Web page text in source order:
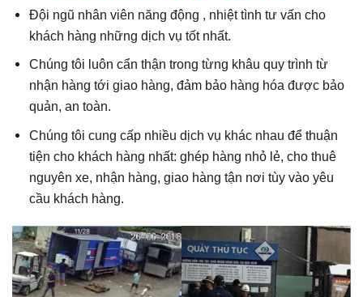
Đội ngũ nhân viên năng động , nhiệt tình tư vấn cho
khách hàng những dịch vụ tốt nhất.
Chúng tôi luôn cẩn thận trong từng khâu quy trình từ
nhận hàng tới giao hàng, đảm bảo hàng hóa được bảo
quản, an toàn.
Chúng tôi cung cấp nhiều dịch vụ khác nhau để thuận
tiện cho khách hàng nhất: ghép hàng nhỏ lẻ, cho thuê
nguyên xe, nhận hàng, giao hàng tận nơi tùy vào yêu
cầu khách hàng.